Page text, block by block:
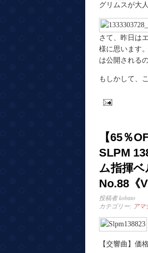
グリムスが大
さて、昨日は
様に思います
は公開される
もしかして、
【65％
SLPM
ム指揮
No.88《
投稿者kobato
カテゴリー: ア
【交響曲】価